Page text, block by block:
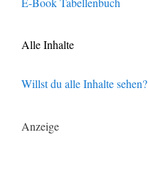
Alle Inhalte
Willst du alle Inhalte sehen?
Anzeige